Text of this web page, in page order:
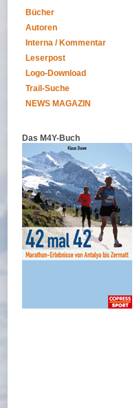
Bücher
Autoren
Interna / Kommentar
Leserpost
Logo-Download
Trail-Suche
NEWS MAGAZIN
Das M4Y-Buch